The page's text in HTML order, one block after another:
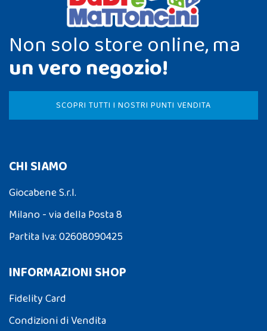
Non solo store online, ma
un vero negozio!
SCOPRI TUTTI I NOSTRI PUNTI VENDITA
CHI SIAMO
Giocabene S.r.l.
Milano - via della Posta 8
Partita Iva: 02608090425
INFORMAZIONI SHOP
Fidelity Card
Condizioni di Vendita